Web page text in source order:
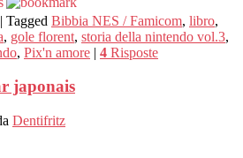
| Tagged Bibbia NES / Famicom, libro,
, gole florent, storia della nintendo vol.3,
, Pix'n amore | 4 Risposte
japonais
Dentifritz